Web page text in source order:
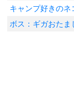
キャンプ好きのネ
ボス：ギガおたま